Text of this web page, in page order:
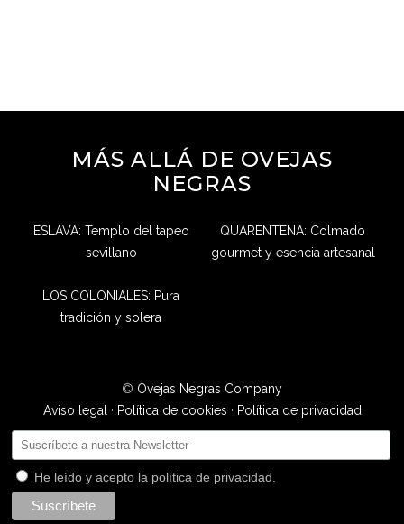
MÁS ALLÁ DE OVEJAS
NEGRAS
ESLAVA: Templo del tapeo
sevillano
LOS COLONIALES: Pura
tradición y solera
QUARENTENA: Colmado
gourmet y esencia artesanal
© Ovejas Negras Company
Aviso legal · Política de cookies · Política de privacidad
He leído y acepto la política de privacidad.